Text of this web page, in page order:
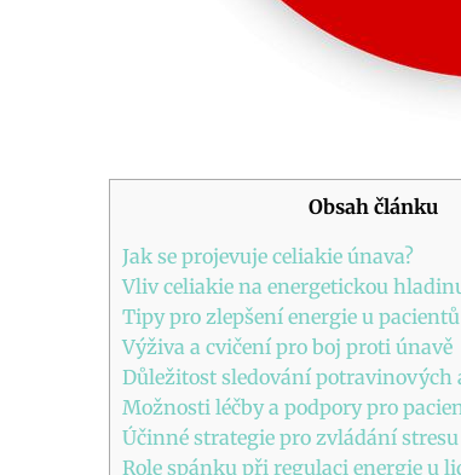
Obsah článku
Jak se projevuje celiakie únava?
Vliv celiakie na energetickou
Tipy pro zlepšení energie u
Výživa a cvičení pro boj proti únavě
Důležitost sledování potravinových
Možnosti léčby a podpory pro
Účinné strategie pro zvládání
Role spánku při regulaci energie u